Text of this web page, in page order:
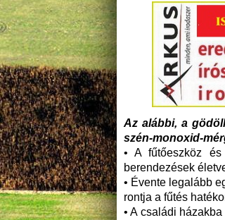
Az alábbi, a
szén-monoxid-
• A fűtőeszköz
berendezések
• Évente legalább
rontja a fűtés
• A családi